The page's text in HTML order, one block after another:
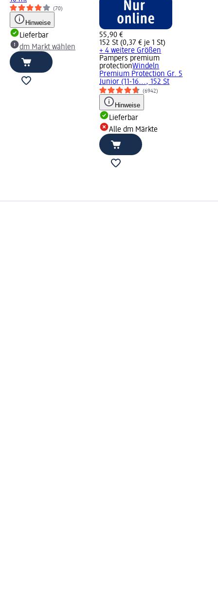
(70)
Hinweise
Lieferbar
dm Markt wählen
55,90 €
152 St (0,37 € je 1 St)
+ 4 weitere Größen
Pampers premium
protectionWindeln
Premium Protection Gr. 5
Junior (11-16..., 152 St
(6942)
Hinweise
Lieferbar
Alle dm Märkte